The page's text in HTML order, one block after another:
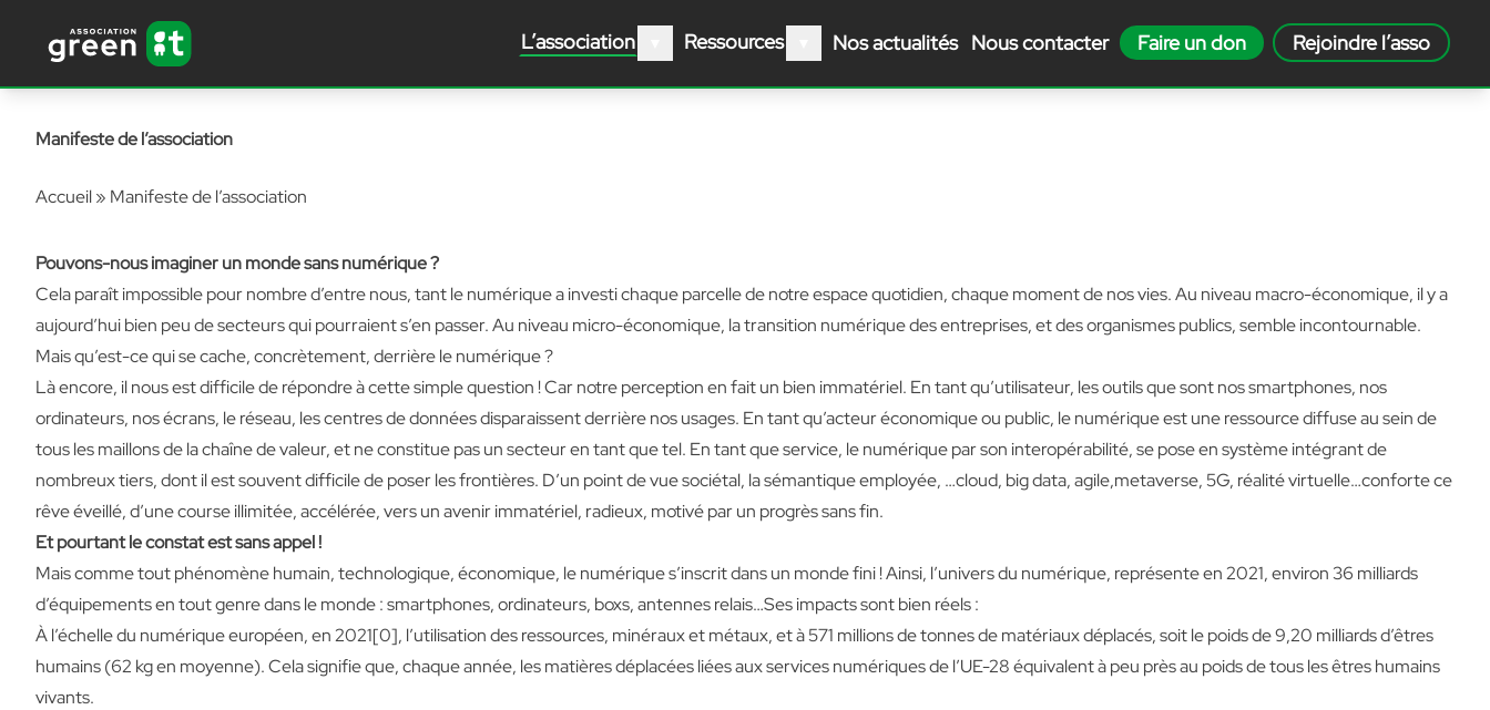
L’association Ouvrir le sous-menu
Ressources Ouvrir le sous-menu
Nos actualités Nous contacter Faire un don Rejoindre l’asso
Manifeste de l’association
Accueil» Manifeste de l’association
Pouvons-nous imaginer un monde sans numérique ?
Cela paraît impossible pour nombre d’entre nous, tant le numérique a investi chaque parcelle de notre espace quotidien, chaque moment de nos vies. Au niveau macro-économique, il y a
aujourd’hui bien peu de secteurs qui pourraient s’en passer. Au niveau micro-économique, la transition numérique des entreprises, et des organismes publics, semble incontournable.
Mais qu’est-ce qui se cache, concrètement, derrière le numérique ?
Là encore, il nous est difficile de répondre à cette simple question ! Car notre perception en fait un bien immatériel. En tant qu’utilisateur, les outils que sont nos smartphones, nos
ordinateurs, nos écrans, le réseau, les centres de données disparaissent derrière nos usages. En tant qu’acteur économique ou public, le numérique est une ressource diffuse au sein de
tous les maillons de la chaîne de valeur, et ne constitue pas un secteur en tant que tel. En tant que service, le numérique par son interopérabilité, se pose en système intégrant de
nombreux tiers, dont il est souvent difficile de poser les frontières. D’un point de vue sociétal, la sémantique employée, …cloud, big data, agile,metaverse, 5G, réalité virtuelle…conforte ce
rêve éveillé, d’une course illimitée, accélérée, vers un avenir immatériel, radieux, motivé par un progrès sans fin.
Et pourtant le constat est sans appel !
Mais comme tout phénomène humain, technologique, économique, le numérique s’inscrit dans un monde fini ! Ainsi, l’univers du numérique, représente en 2021, environ 36 milliards
d’équipements en tout genre dans le monde : smartphones, ordinateurs, boxs, antennes relais…Ses impacts sont bien réels :
À l’échelle du numérique européen, en 2021[0], l’utilisation des ressources, minéraux et métaux, et à 571 millions de tonnes de matériaux déplacés, soit le poids de 9,20 milliards d’êtres
humains (62 kg en moyenne). Cela signifie que, chaque année, les matières déplacées liées aux services numériques de l’UE-28 équivalent à peu près au poids de tous les êtres humains
vivants.